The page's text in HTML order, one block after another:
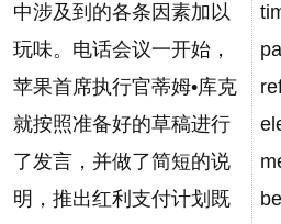
中涉及到的各条因素加以
玩味。电话会议一开始，
苹果首席执行官蒂姆•库克
就按照准备好的草稿进行
了发言，并做了简短的说
明，推出红利支付计划既